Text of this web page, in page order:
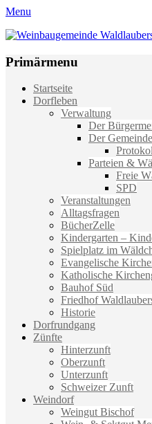
Menu
Weinbaugemeinde
Primärmenu
Weiter
zum
Startseite
Dorfleben
Verwaltung
Der
Der
Parteien &
Freie
SPD
Veranstaltungen
Alltagsfragen
BücherZelle
Kindergarten –
Spielplatz im
Evangelische
Katholische
Bauhof Süd
Friedhof
Historie
Dorfrundgang
Zünfte
Hinterzunft
Oberzunft
Unterzunft
Schweizer Zunft
Weindorf
Weingut Bischof